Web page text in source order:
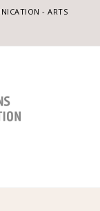
- ARTS